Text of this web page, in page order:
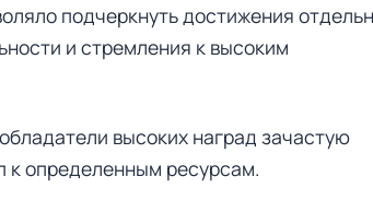
подчеркнуть достижения
и стремления к высоким
высоких наград зачастую
к определенным ресурсам.